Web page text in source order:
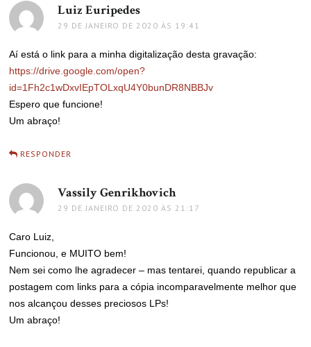
Luiz Euripedes
29 DE JANEIRO DE 2020 ÀS 19:41
Aí está o link para a minha digitalização desta gravação:
https://drive.google.com/open?
id=1Fh2c1wDxvIEpTOLxqU4Y0bunDR8NBBJv
Espero que funcione!
Um abraço!
RESPONDER
Vassily Genrikhovichdisse:
29 DE JANEIRO DE 2020 ÀS 21:17
Caro Luiz,
Funcionou, e MUITO bem!
Nem sei como lhe agradecer – mas tentarei, quando republicar a
postagem com links para a cópia incomparavelmente melhor que
nos alcançou desses preciosos LPs!
Um abraço!